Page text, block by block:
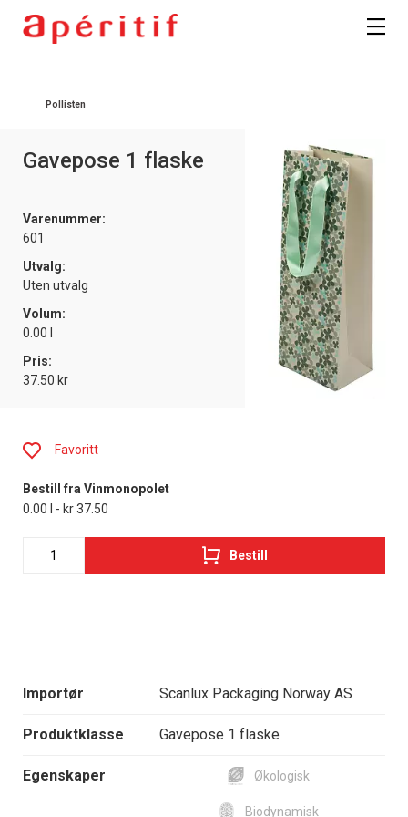
Pollisten
Gavepose 1 flaske
Varenummer:
601
Utvalg:
Uten utvalg
Volum:
0.00 l
Pris:
37.50 kr
Importør Scanlux Packaging Norway AS
Produktklasse Gavepose 1 flaske
Egenskaper Økologisk
Biodynamisk
Favoritt
Bestill fra Vinmonopolet
0.00 l - kr 37.50
Bestill